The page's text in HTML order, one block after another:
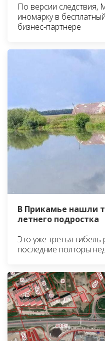
По версии следствия,
иномарку в
бизнес-партнере
В Прикамье нашли
летнего подростка
Это уже третья гибель
последние полторы